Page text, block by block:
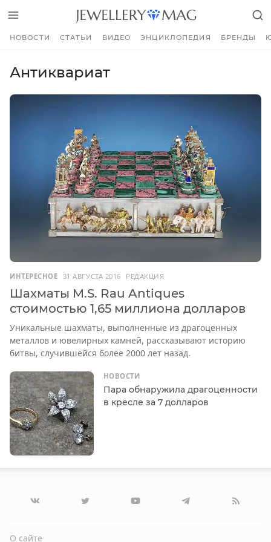
НОВОСТИ СТАТЬИ ВИДЕО ЭНЦИКЛОПЕДИЯ БРЕНДЫ
Антиквариат
ИНТЕРЕСНОЕ 31 АВГУСТА 2016 РЕДАКЦИЯ
Шахматы M.S. Rau Antiques
стоимостью 1,65 миллиона долларов
Уникальные шахматы, выполненные из драгоценных
металлов и ювелирных камней, рассказывают историю
битвы, случившейся более 2000 лет назад.
НОВОСТИ
Пара обнаружила драгоценности
в кресле за 7 долларов
О сайте